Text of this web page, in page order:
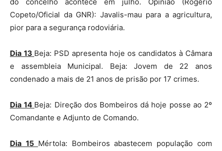
Copeto/Oficial da GNR): Javalis-mau para a agricultura,
pior para a segurança rodoviária.
Dia 13 Beja: PSD apresenta hoje os candidatos à Câmara
e assembleia Municipal. Beja: Jovem de 22 anos
condenado a mais de 21 anos de prisão por 17 crimes.
Dia 14 Beja: Direção dos Bombeiros dá hoje posse ao 2º
Comandante e Adjunto de Comando.
Dia 15 Mértola: Bombeiros abastecem população com